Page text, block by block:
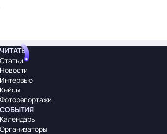
ЧИТАТЬ
Статьи
Новости
Интервью
Кейсы
Фоторепортажи
СОБЫТИЯ
Календарь
Организаторы